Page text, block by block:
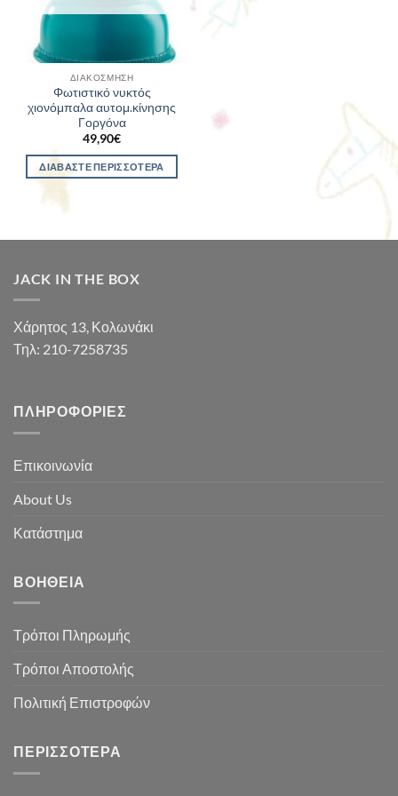
ΔΙΑΚΌΣΜΗΣΗ
Φωτιστικό νυκτός
χιονόμπαλα αυτομ.κίνησης
Γοργόνα
49,90€
ΔΙΑΒΆΣΤΕ ΠΕΡΙΣΣΌΤΕΡΑ
JACK IN THE BOX
Χάρητος 13, Κολωνάκι
Τηλ: 210-7258735
ΠΛΗΡΟΦΟΡΊΕΣ
Επικοινωνία
About Us
Κατάστημα
ΒΟΉΘΕΙΑ
Τρόποι Πληρωμής
Τρόποι Αποστολής
Πολιτική Επιστροφών
ΠΕΡΙΣΣΌΤΕΡΑ